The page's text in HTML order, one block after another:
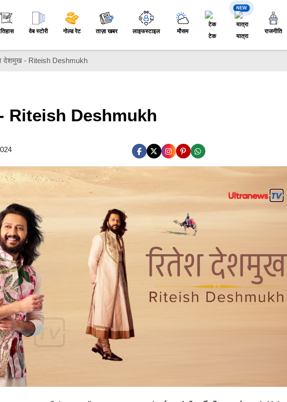
वेब स्टोरी गोल्ड रेट ताज़ा खबर लाइफस्टाइल मौसम
टेक
NEW
यात्रा
राजनीति
देशमुख - Riteish Deshmukh
Riteish Deshmukh